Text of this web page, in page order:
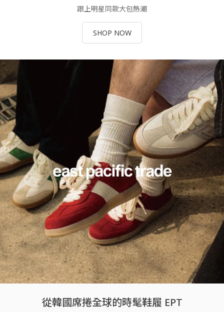
跟上明星同款大包熱潮
SHOP NOW
從韓國席捲全球的時髦鞋履 EPT